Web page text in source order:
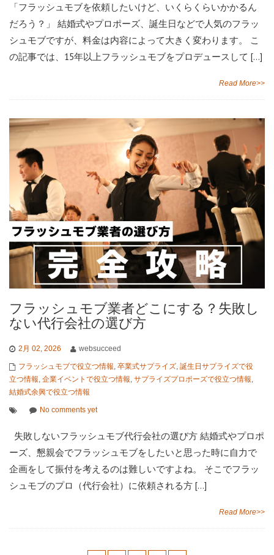
「フラッシュモブを依頼したいけど、いくらくらいかかるん
だろう？」 結婚式やプロポーズ、誕生日などで人気のフラッ
シュモブですが、料金は内容によって大きく変わります。 こ
の記事では、15年以上フラッシュモブをプロデュースして […]
Read More>>
フラッシュモブ業者どこにする？失敗し
ない代行会社の選び方
2月 02, 2026 websucceed
フラッシュモブで役立つ情報, 卒業式サプライズ, 誕生日サプライズで役
立つ情報, 企業イベントで役立つ情報, サプライズプロポーズで役立つ情報,
結婚式余興で役立つ情報
No comments yet
失敗しないフラッシュモブ代行会社の選び方 結婚式やプロポ
ーズ、懇親会でフラッシュモブをしたいと思った時に自力で
企画をして振付を考えるのは難しいですよね。 そこでフラッ
シュモブのプロ（代行会社）に依頼される方 […]
Read More>>